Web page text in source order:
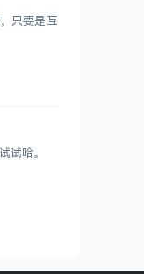
只要是互
试哈。